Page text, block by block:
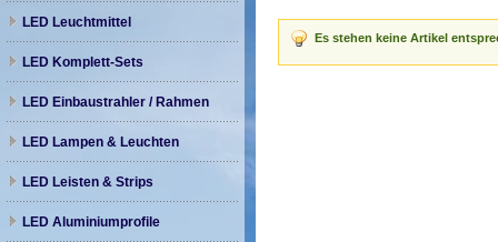
Es stehen keine Artikel
LED Leuchtmittel
LED Komplett-Sets
LED Einbaustrahler / Rahmen
LED Lampen & Leuchten
LED Leisten & Strips
LED Aluminiumprofile